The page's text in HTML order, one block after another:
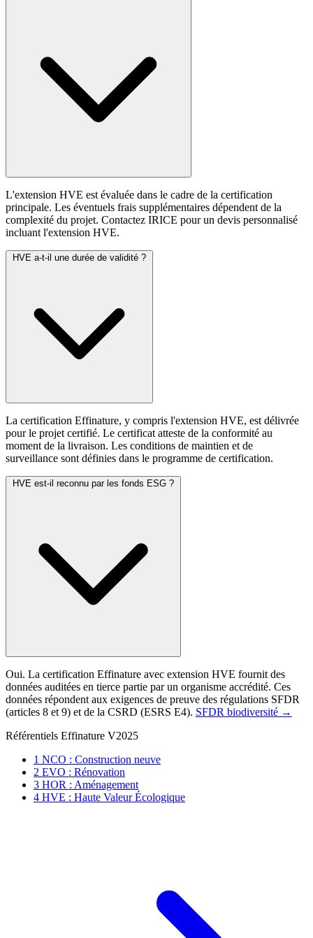
L'extension HVE est évaluée dans le cadre de la certification
principale. Les éventuels frais supplémentaires dépendent de la
complexité du projet. Contactez IRICE pour un devis personnalisé
incluant l'extension HVE.
HVE a-t-il une durée de validité ?
La certification Effinature, y compris l'extension HVE, est délivrée
pour le projet certifié. Le certificat atteste de la conformité au
moment de la livraison. Les conditions de maintien et de
surveillance sont définies dans le programme de certification.
HVE est-il reconnu par les fonds ESG ?
Oui. La certification Effinature avec extension HVE fournit des
données auditées en tierce partie par un organisme accrédité. Ces
données répondent aux exigences de preuve des régulations SFDR
(articles 8 et 9) et de la CSRD (ESRS E4). SFDR biodiversité →
Référentiels Effinature V2025
1 NCO : Construction neuve
2 EVO : Rénovation
3 HOR : Aménagement
4 HVE : Haute Valeur Écologique